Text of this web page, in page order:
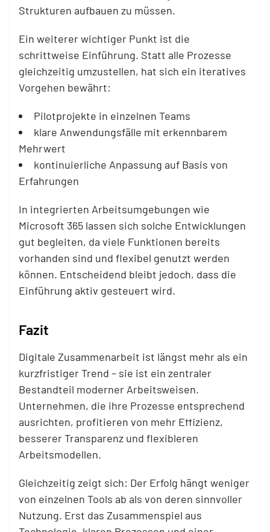
Strukturen aufbauen zu müssen.
Ein weiterer wichtiger Punkt ist die
schrittweise Einführung. Statt alle Prozesse
gleichzeitig umzustellen, hat sich ein iteratives
Vorgehen bewährt:
Pilotprojekte in einzelnen Teams
klare Anwendungsfälle mit erkennbarem
Mehrwert
kontinuierliche Anpassung auf Basis von
Erfahrungen
In integrierten Arbeitsumgebungen wie
Microsoft 365 lassen sich solche Entwicklungen
gut begleiten, da viele Funktionen bereits
vorhanden sind und flexibel genutzt werden
können. Entscheidend bleibt jedoch, dass die
Einführung aktiv gesteuert wird.
Fazit
Digitale Zusammenarbeit ist längst mehr als ein
kurzfristiger Trend – sie ist ein zentraler
Bestandteil moderner Arbeitsweisen.
Unternehmen, die ihre Prozesse entsprechend
ausrichten, profitieren von mehr Effizienz,
besserer Transparenz und flexibleren
Arbeitsmodellen.
Gleichzeitig zeigt sich: Der Erfolg hängt weniger
von einzelnen Tools ab als von deren sinnvoller
Nutzung. Erst das Zusammenspiel aus